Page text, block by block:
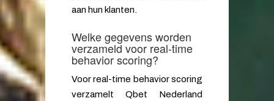
aan hun klanten.
Welke gegevens worden
verzameld voor real-time
behavior scoring?
Voor real-time behavior scoring
verzamelt Qbet Nederland